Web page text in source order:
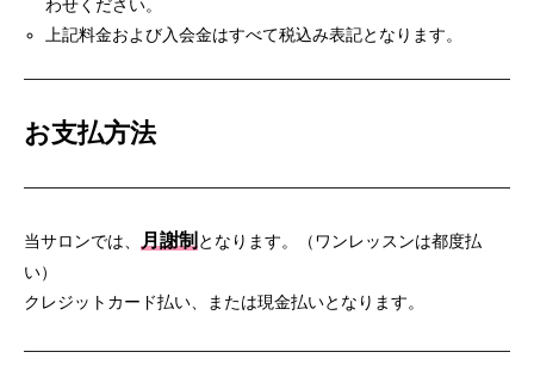
わせください。
上記料金および入会金はすべて税込み表記となります。
お支払方法
当サロンでは、 月謝制 となります。（ワンレッスンは都度払
い）
クレジットカード払い、または現金払いとなります。